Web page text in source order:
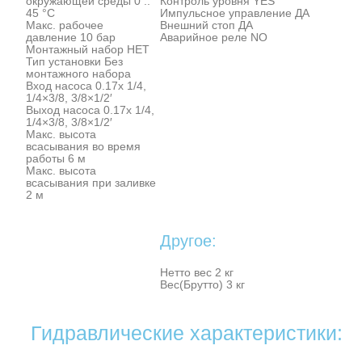
45 °C
Макс. рабочее
давление 10 бар
Монтажный набор НЕТ
Тип установки Без
монтажного набора
Вход насоса 0.17x 1/4,
1/4×3/8, 3/8×1/2′
Выход насоса 0.17x 1/4,
1/4×3/8, 3/8×1/2′
Макс. высота
всасывания во время
работы 6 м
Макс. высота
всасывания при заливке
2 м
Импульсное управление ДА
Внешний стоп ДА
Аварийное реле NO
Другое:
Нетто вес 2 кг
Вес(Брутто) 3 кг
Гидравлические характеристики: